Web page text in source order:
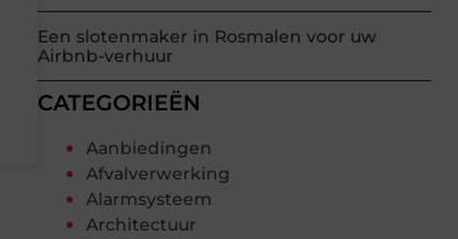
Een slotenmaker in Rosmalen voor uw
Airbnb-verhuur
CATEGORIEËN
Aanbiedingen
Afvalverwerking
Alarmsysteem
Architectuur